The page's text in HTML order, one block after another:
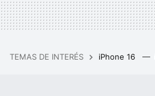
TEMAS DE INTERÉS iPhone 16